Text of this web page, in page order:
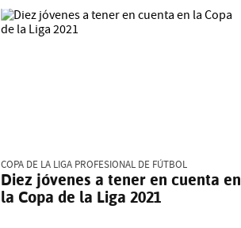
COPA DE LA LIGA PROFESIONAL DE FÚTBOL
Diez jóvenes a tener en cuenta en
la Copa de la Liga 2021